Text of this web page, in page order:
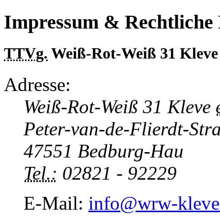
Impressum & Rechtliche
TTVg. Weiß-Rot-Weiß 31
Adresse:
Weiß-Rot-Weiß 31 Kleve
Peter-van-de-Flierdt-
47551 Bedburg-Hau
Tel.: 02821 - 92229
E-Mail: info@wrw-